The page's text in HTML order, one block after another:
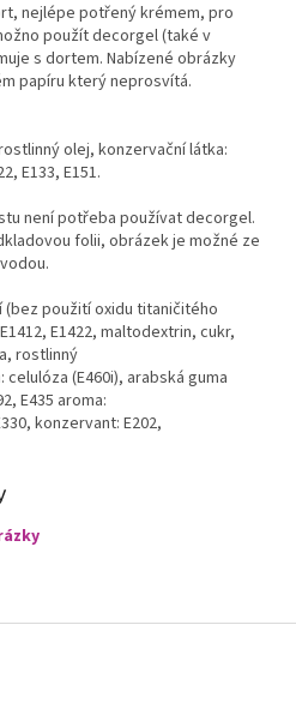
nejlépe potřený krémem, pro
použít decorgel (také v
s dortem. Nabízené obrázky
papíru který neprosvítá.
olej, konzervační látka:
E133, E151.
není potřeba používat decorgel.
folii, obrázek je možné ze
použití oxidu titaničitého
E1422, maltodextrin, cukr,
rostlinný
(E460i), arabská guma
E435 aroma:
konzervant: E202,